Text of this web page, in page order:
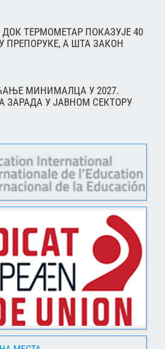
ТЕРМОМЕТАР ПОКАЗУЈЕ 40
ПРЕПОРУКЕ, А ШТА ЗАКОН
МИНИМАЛЦА У 2027.
ЗАРАДА У ЈАВНОМ СЕКТОРУ